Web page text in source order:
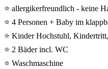
⭐ allergikerfreundlich - keine
⭐ 4 Personen + Baby im
⭐ Kinder Hochstuhl,
⭐ 2 Bäder incl. WC
⭐ Waschmaschine